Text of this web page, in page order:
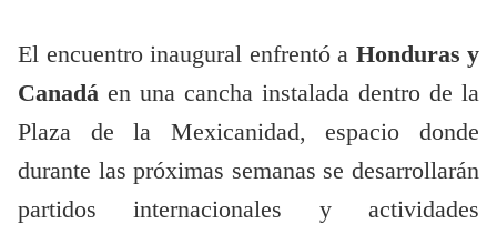
El encuentro inaugural enfrentó a Honduras y
Canadá en una cancha instalada dentro de la
Plaza de la Mexicanidad, espacio donde
durante las próximas semanas se desarrollarán
partidos internacionales y actividades